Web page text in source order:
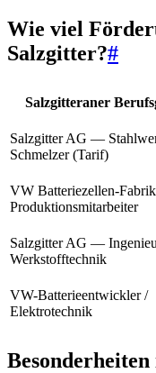
Wie viel
Salzgitter?#
Salzgitteraner
Salzgitter AG —
Schmelzer (Tarif)
VW Batteriezellen-
Produktionsmitarbeiter
Salzgitter AG —
Werkstofftechnik
VW-Batterieentwickler /
Elektrotechnik